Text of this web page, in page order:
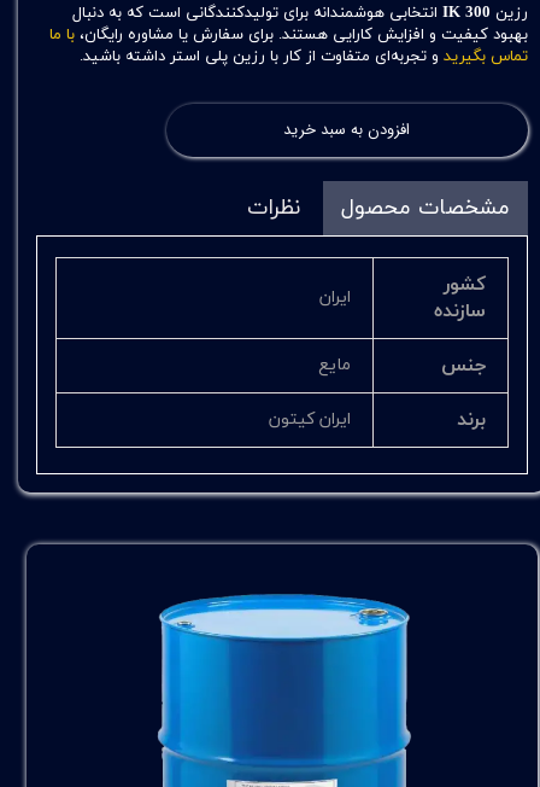
رزین IK 300 انتخابی هوشمندانه برای تولیدکنندگانی است که به دنبال
بهبود کیفیت و افزایش کارایی هستند. برای سفارش یا مشاوره رایگان، با ما
تماس بگیرید و تجربه‌ای متفاوت از کار با رزین پلی استر داشته باشید.
افزودن به سبد خرید
مشخصات محصول نظرات
کشور
سازنده
ایران
جنس مایع
برند ایران کیتون